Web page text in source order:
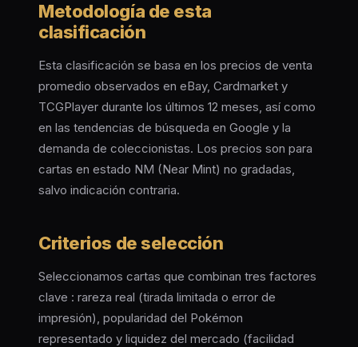
Metodología de esta
clasificación
Esta clasificación se basa en los precios de venta
promedio observados en eBay, Cardmarket y
TCGPlayer durante los últimos 12 meses, así como
en las tendencias de búsqueda en Google y la
demanda de coleccionistas. Los precios son para
cartas en estado NM (Near Mint) no gradadas,
salvo indicación contraria.
Criterios de selección
Seleccionamos cartas que combinan tres factores
clave : rareza real (tirada limitada o error de
impresión), popularidad del Pokémon
representado y liquidez del mercado (facilidad